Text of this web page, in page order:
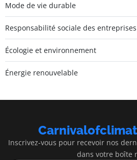
Mode de vie durable
Responsabilité sociale des entreprises
Écologie et environnement
Énergie renouvelable
Inscrivez-vous pour recevoir nos
dans votre boîte